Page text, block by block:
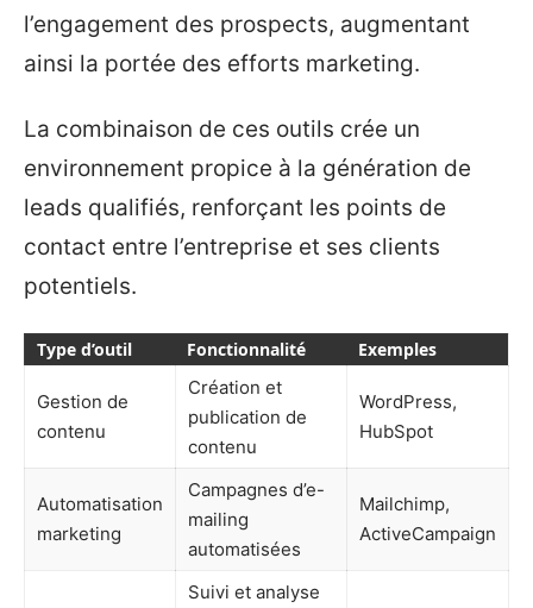
l’engagement des prospects, augmentant
ainsi la portée des efforts marketing.
La combinaison de ces outils crée un
environnement propice à la génération de
leads qualifiés, renforçant les points de
contact entre l’entreprise et ses clients
potentiels.
Type d’outil Fonctionnalité Exemples
Gestion de
contenu
Création et
publication de
contenu
WordPress,
HubSpot
Automatisation
marketing
Campagnes d’e-
mailing
automatisées
Mailchimp,
ActiveCampaign
Suivi et analyse